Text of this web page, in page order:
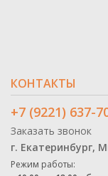
КОНТАКТЫ
+7 (9221) 637-
Заказать звонок
г. Екатеринбург,
Режим работы: